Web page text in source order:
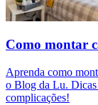
Como montar
Aprenda como
o Blog da Lu. Dicas
complicações!